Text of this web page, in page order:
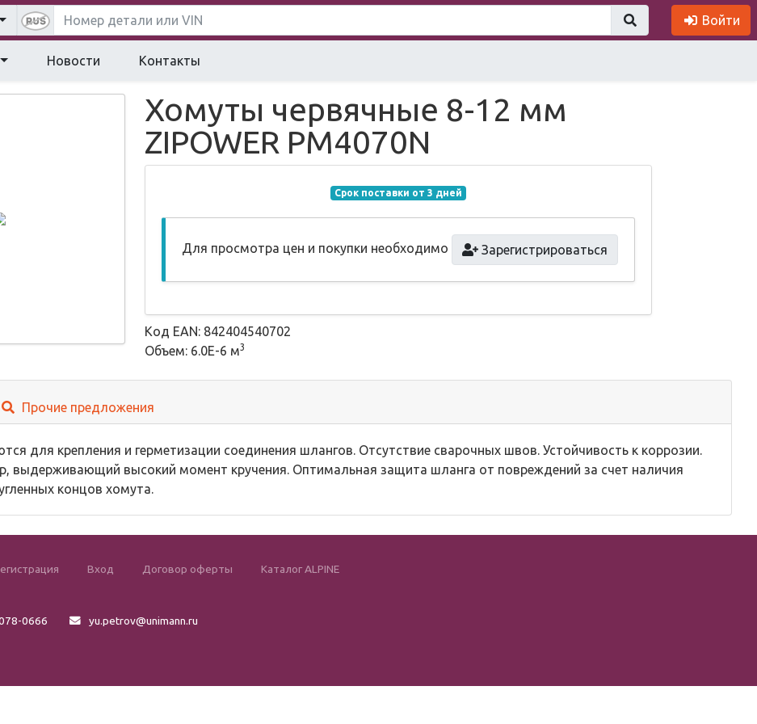
Войти
Новости Контакты
Хомуты червячные 8-12 мм
ZIPOWER PM4070N
Срок поставки от 3 дней
Для просмотра цен и покупки необходимо Зарегистрироваться
Код EAN: 842404540702
Объем: 6.0E-6 м3
Прочие предложения
для крепления и герметизации соединения шлангов. Отсутствие сварочных швов. Устойчивость к коррозии.
выдерживающий высокий момент кручения. Оптимальная защита шланга от повреждений за счет наличия
концов хомута.
Вход Договор оферты Каталог ALPINE
0666 yu.petrov@unimann.ru